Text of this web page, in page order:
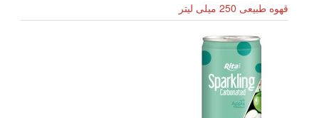
قهوه طبیعی 250 میلی لیتر